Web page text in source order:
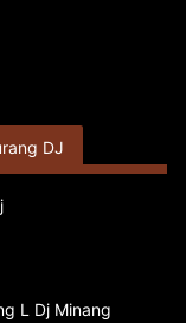
DJ
L Dj Minang